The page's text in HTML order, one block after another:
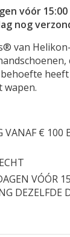
vóór
nog
van
VANAF € 100
VÓÓR
DEZELFDE